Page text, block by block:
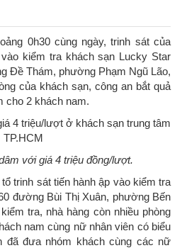
0h30 cùng ngày, trinh sát của
kiểm tra khách sạn Lucky Star
Đề Thám, phường Phạm Ngũ Lão,
của khách sạn, công an bắt quả
cho 2 khách nam.
với giá 4 triệu đồng/lượt.
trinh sát tiến hành ập vào kiểm tra
đường Bùi Thị Xuân, phường Bến
tra, nhà hàng còn nhiều phòng
nam cùng nữ nhân viên có biểu
đã đưa nhóm khách cùng các nữ